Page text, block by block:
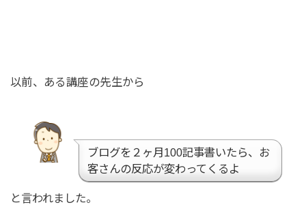
以前、ある講座の先生から
ブログを２ヶ月100記事書いたら、お
客さんの反応が変わってくるよ
と言われました。